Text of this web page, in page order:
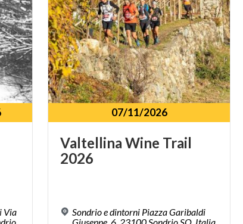
Via
07/11/2026
Valtellina Wine Trail
2026
Sondrio e dintorni Piazza Garibaldi